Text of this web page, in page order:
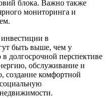
блока. Важно также
мониторинга и
в
быть выше, чем у
долгосрочной перспективе
обслуживание и
создание комфортной